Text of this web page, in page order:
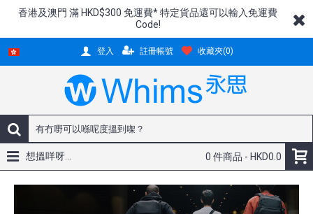
香港及澳門 滿 HKD$300 免運費* 特定貨品還可以輸入免運費
Code!
登入 註冊帳號 收藏夾(0)
0 件商品 - HKD0.0
想搵咩呀...